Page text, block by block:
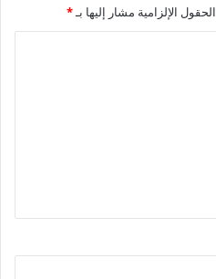
الحقول الإلزامية مشار إليها بـ*